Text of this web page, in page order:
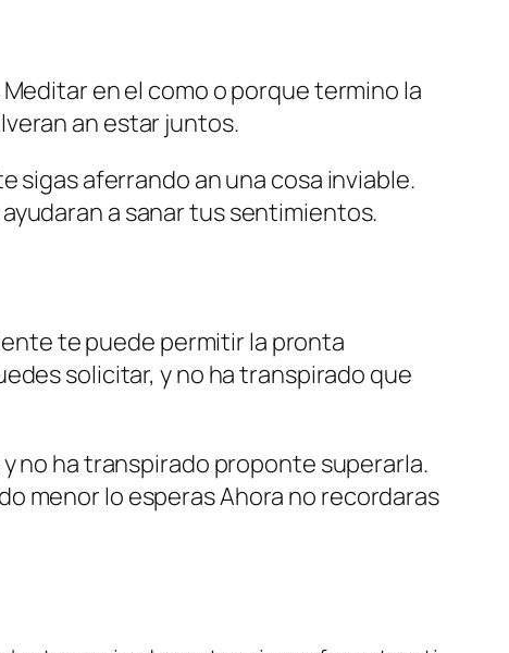
en el como o porque termino la
an estar juntos.
sigas aferrando an una cosa inviable.
a sanar tus sentimientos.
te puede permitir la pronta
solicitar, y no ha transpirado que
no ha transpirado proponte superarla.
menor lo esperas Ahora no recordaras